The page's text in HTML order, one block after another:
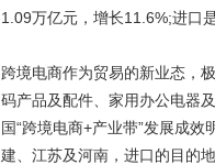
1.09万亿元，增长11.6%;进口
跨境电商作为贸易的新业态，
码产品及配件、家用办公电器
国“跨境电商+产业带”发展成
建、江苏及河南，进口的目的